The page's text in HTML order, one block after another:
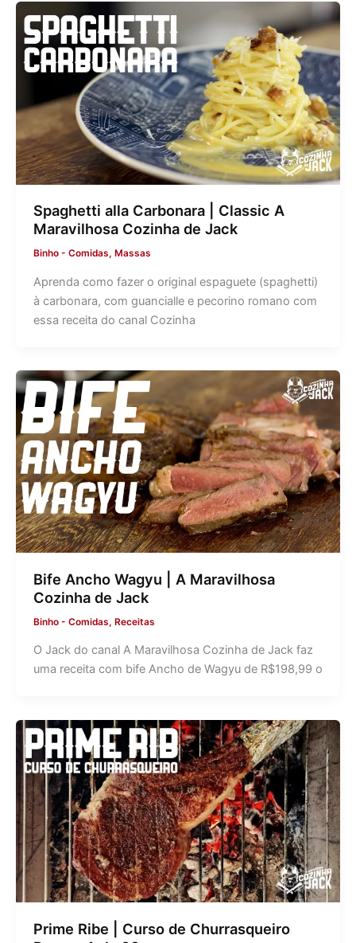
Spaghetti alla Carbonara | Classic A
Maravilhosa Cozinha de Jack
Binho - Comidas, Massas
Aprenda como fazer o original espaguete (spaghetti)
à carbonara, com guancialle e pecorino romano com
essa receita do canal Cozinha
Bife Ancho Wagyu | A Maravilhosa
Cozinha de Jack
Binho - Comidas, Receitas
O Jack do canal A Maravilhosa Cozinha de Jack faz
uma receita com bife Ancho de Wagyu de R$198,99 o
Prime Ribe | Curso de Churrasqueiro